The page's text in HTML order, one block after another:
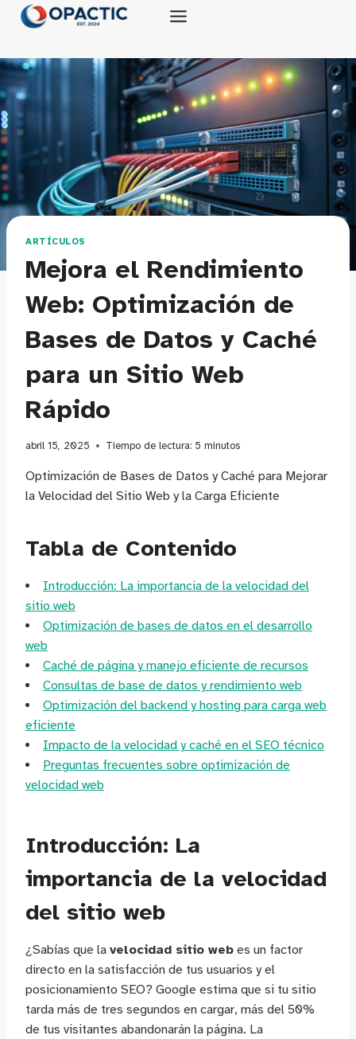
Saltar
ARTÍCULOS
Mejora el Rendimiento
Web: Optimización de
Bases de Datos y Caché
para un Sitio Web
Rápido
abril 15, 2025 Tiempo de lectura: 5 minutos
Optimización de Bases de Datos y Caché para Mejorar
la Velocidad del Sitio Web y la Carga Eficiente
Tabla de Contenido
Introducción: La importancia de la velocidad del
sitio web
Optimización de bases de datos en el desarrollo
web
Caché de página y manejo eficiente de recursos
Consultas de base de datos y rendimiento web
Optimización del backend y hosting para carga web
eficiente
Impacto de la velocidad y caché en el SEO técnico
Preguntas frecuentes sobre optimización de
velocidad web
Introducción: La
importancia de la velocidad
del sitio web
¿Sabías que la velocidad sitio web es un factor
directo en la satisfacción de tus usuarios y el
posicionamiento SEO? Google estima que si tu sitio
tarda más de tres segundos en cargar, más del 50%
de tus visitantes abandonarán la página. La